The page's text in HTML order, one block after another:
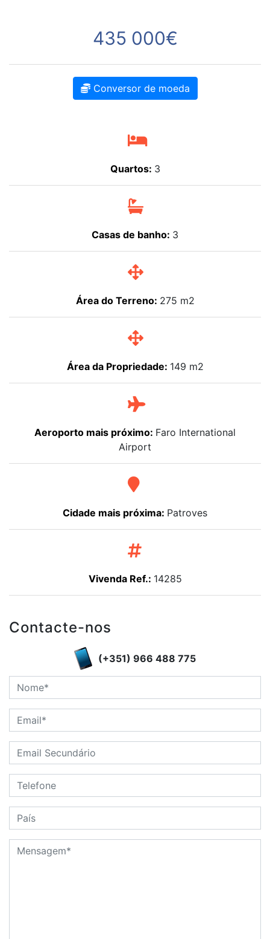
435 000€
Conversor de moeda
Quartos: 3
Casas de banho: 3
Área do Terreno: 275 m2
Área da Propriedade: 149 m2
Aeroporto mais próximo: Faro International
Airport
Cidade mais próxima: Patroves
Vivenda Ref.: 14285
Contacte-nos
(+351) 966 488 775